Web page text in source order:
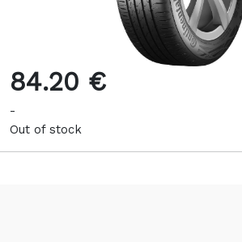
84.20 €
-
Out of stock